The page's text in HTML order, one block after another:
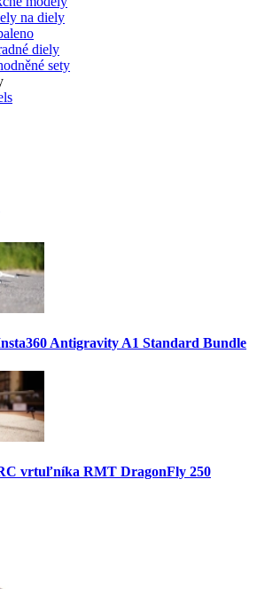
na diely
diely
sety
Antigravity A1 Standard Bundle
vrtuľníka RMT DragonFly 250